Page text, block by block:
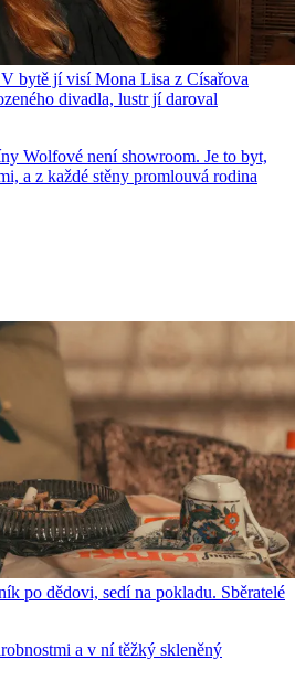
bytě jí visí Mona Lisa z Císařova
divadla, lustr jí daroval
Wolfové není showroom. Je to byt,
a z každé stěny promlouvá rodina
po dědovi, sedí na pokladu. Sběratelé
a v ní těžký skleněný